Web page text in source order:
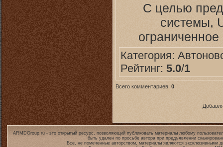
С целью
системы,
Категория:
Рейтинг: 5.0/1
Всего комментариев: 0
ARMDGroup.ru - это открытый ресурс, позволяющий публиковать материалы любому
быть удален по просьбе автора при предъявлении
Все, не помеченные авторством, материалы являются эксклюзивными